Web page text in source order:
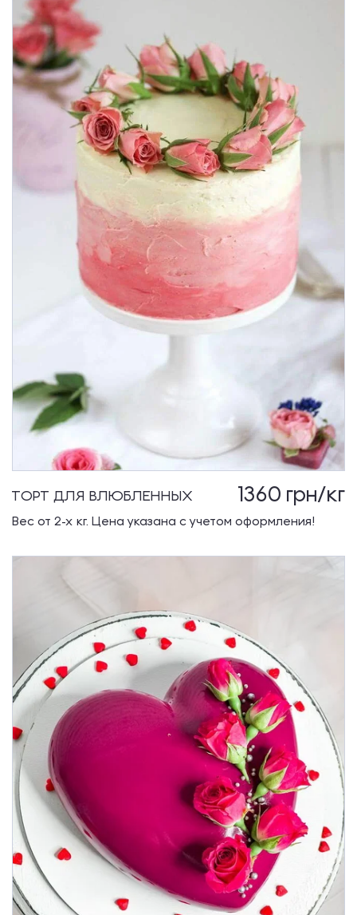
ТОРТ ДЛЯ ВЛЮБЛЕННЫХ 1360 грн/кг
Вес от 2-х кг. Цена указана с учетом оформления!